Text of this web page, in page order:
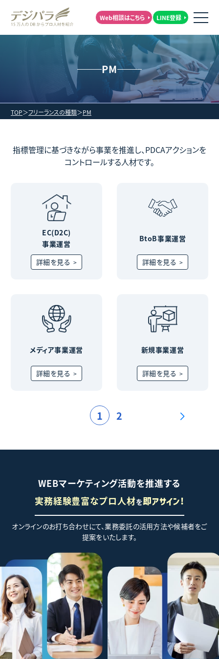
Web相談はこちら LINE登録
PM
TOP フリーランスの種類 PM
指標管理に基づきながら事業を推進し、PDCAアクションを
コントロールする人材です。
EC(D2C)
事業運営
詳細を見る
BtoB事業運営
詳細を見る
メディア事業運営
詳細を見る
新規事業運営
詳細を見る
1 2
WEBマーケティング活動を推進する
実務経験豊富なプロ人材を即アサイン!
オンラインのお打ち合わせにて、業務委託の活用方法や候補者をご
提案をいたします。